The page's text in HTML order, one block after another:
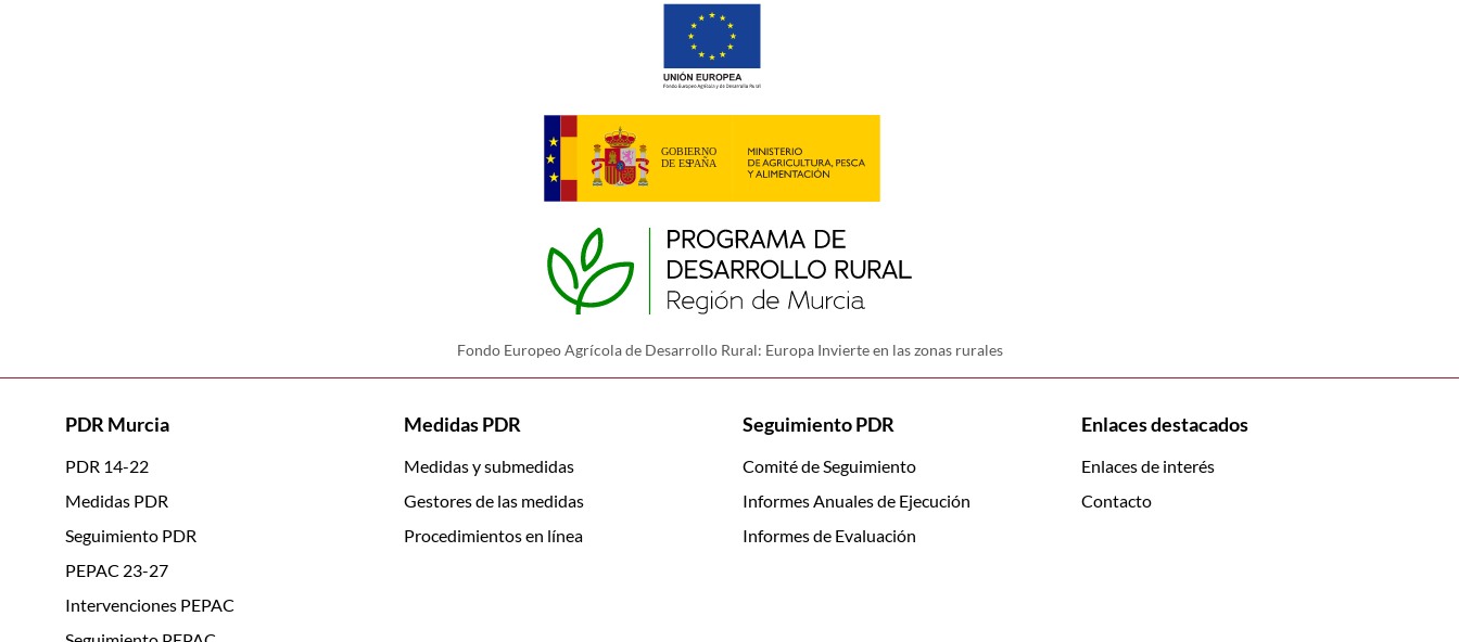
Fondo Europeo Agrícola de Desarrollo Rural: Europa Invierte en las zonas rurales
PDR Murcia
PDR 14-22
Medidas PDR
Seguimiento PDR
PEPAC 23-27
Intervenciones PEPAC
Medidas PDR
Medidas y submedidas
Gestores de las medidas
Procedimientos en línea
Seguimiento PDR
Comité de Seguimiento
Informes Anuales de Ejecución
Informes de Evaluación
Enlaces destacados
Enlaces de interés
Contacto